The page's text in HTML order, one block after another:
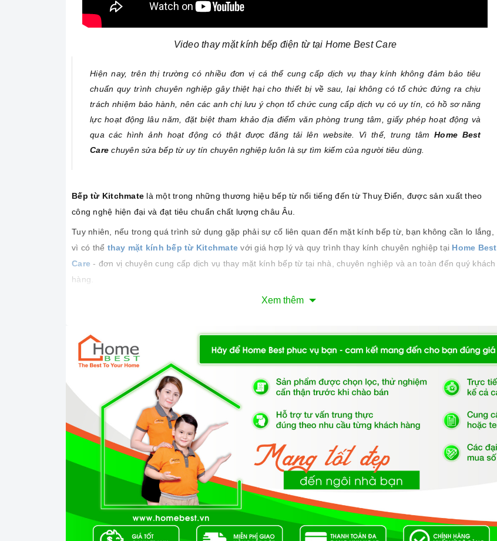
Video thay mặt kính bếp điện từ tại Home Best Care
Hiện nay, trên thị trường có nhiều đơn vị cá thể cung cấp dịch vụ thay kính không đảm bảo tiêu
chuẩn quy trình chuyên nghiệp gây thiệt hại cho thiết bị về sau, lại không có tổ chức đứng ra chịu
trách nhiệm bảo hành, nên các anh chị lưu ý chọn tổ chức cung cấp dịch vụ có uy tín, có hồ sơ năng
lực hoạt động lâu năm, đặt biệt tham khảo địa điểm văn phòng trung tâm, giấy phép hoạt động và
qua các hình ảnh hoạt động có thật được đăng tải lên website. Vì thế, trung tâmHome Best
Care chuyên sửa bếp từ uy tín chuyên nghiệp luôn là sự tìm kiếm của người tiêu dùng.
Bếp từ Kitchmate là một trong những thương hiệu bếp từ nổi tiếng đến từ Thuỵ Điển, được sản xuất theo
công nghệ hiện đại và đạt tiêu chuẩn chất lượng châu Âu.
Tuy nhiên, nếu trong quá trình sử dụng gặp phải sự cố liên quan đến mặt kính bếp từ, bạn không cần lo lắng,
vì có thể thay mặt kính bếp từ Kitchmate với giá hợp lý và quy trình thay kính chuyên nghiệp tại Home Best
Care - đơn vị chuyên cung cấp dịch vụ thay mặt kính bếp từ tại nhà, chuyên nghiệp và an toàn đến quý khách
hàng.
Xem thêm